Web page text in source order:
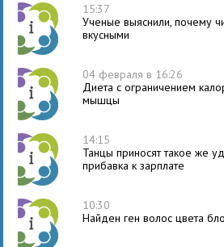
15:37
Ученые выяснили, почему
вкусными
04 февраля в 16:26
Диета с ограничением
мышцы
14:15
Танцы приносят такое же
прибавка к зарплате
10:30
Найден ген волос цвета